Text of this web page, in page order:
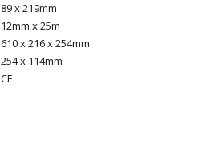
89 x 219mm
12mm x 25m
610 x 216 x 254mm
254 x 114mm
CE